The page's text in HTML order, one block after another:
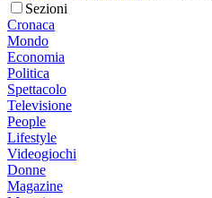
Sezioni
Cronaca
Mondo
Economia
Politica
Spettacolo
Televisione
People
Lifestyle
Videogiochi
Donne
Magazine